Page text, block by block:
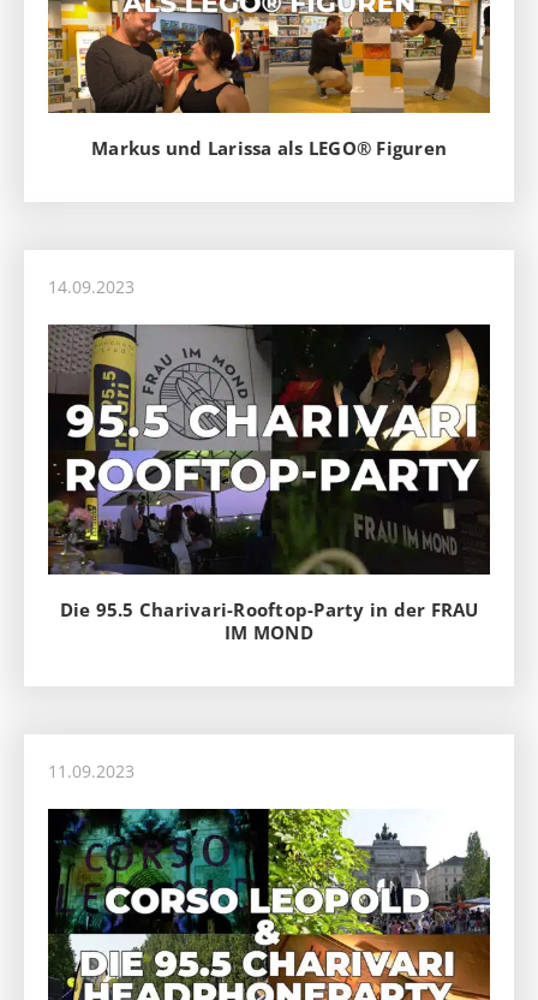
Markus und Larissa als LEGO® Figuren
14.09.2023
Die 95.5 Charivari-Rooftop-Party in der FRAU
IM MOND
11.09.2023